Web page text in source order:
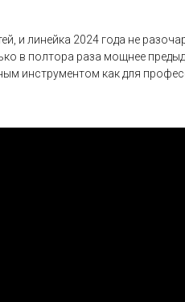
линейка 2024 года не
в полтора раза мощнее
инструментом как для